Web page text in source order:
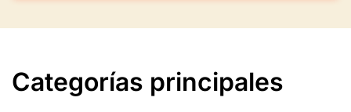
Categorías principales